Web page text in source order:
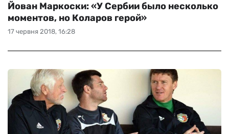
17 червня 2018, 16:28
Йован Маркоски: «У Сербии было несколько
моментов, но Коларов герой»